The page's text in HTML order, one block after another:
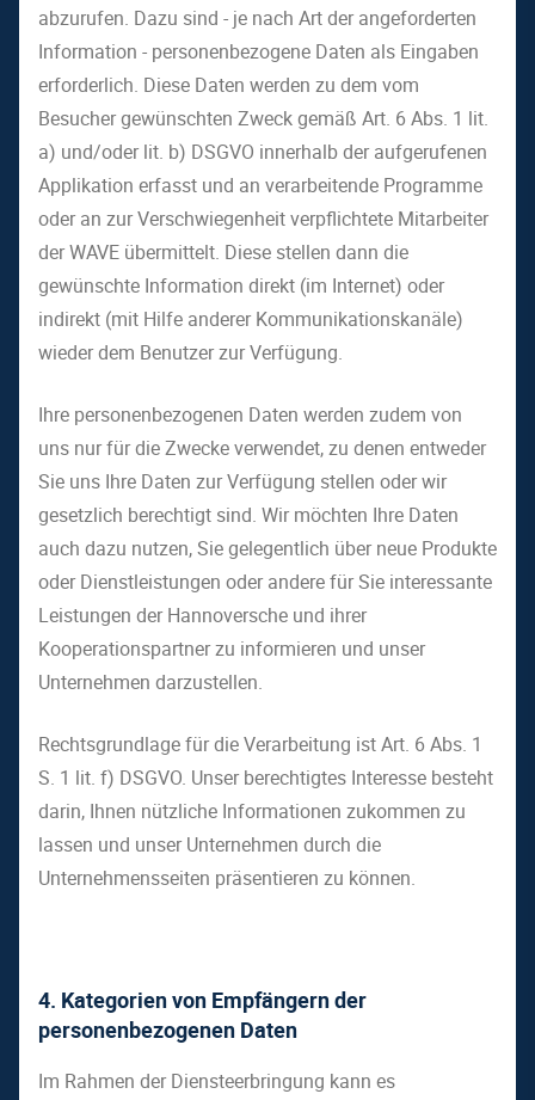
abzurufen. Dazu sind - je nach Art der angeforderten
Information - personenbezogene Daten als Eingaben
erforderlich. Diese Daten werden zu dem vom
Besucher gewünschten Zweck gemäß Art. 6 Abs. 1 lit.
a) und/oder lit. b) DSGVO innerhalb der aufgerufenen
Applikation erfasst und an verarbeitende Programme
oder an zur Verschwiegenheit verpflichtete Mitarbeiter
der WAVE übermittelt. Diese stellen dann die
gewünschte Information direkt (im Internet) oder
indirekt (mit Hilfe anderer Kommunikationskanäle)
wieder dem Benutzer zur Verfügung.
Ihre personenbezogenen Daten werden zudem von
uns nur für die Zwecke verwendet, zu denen entweder
Sie uns Ihre Daten zur Verfügung stellen oder wir
gesetzlich berechtigt sind. Wir möchten Ihre Daten
auch dazu nutzen, Sie gelegentlich über neue Produkte
oder Dienstleistungen oder andere für Sie interessante
Leistungen der Hannoversche und ihrer
Kooperationspartner zu informieren und unser
Unternehmen darzustellen.
Rechtsgrundlage für die Verarbeitung ist Art. 6 Abs. 1
S. 1 lit. f) DSGVO. Unser berechtigtes Interesse besteht
darin, Ihnen nützliche Informationen zukommen zu
lassen und unser Unternehmen durch die
Unternehmensseiten präsentieren zu können.
4. Kategorien von Empfängern der
personenbezogenen Daten
Im Rahmen der Diensteerbringung kann es